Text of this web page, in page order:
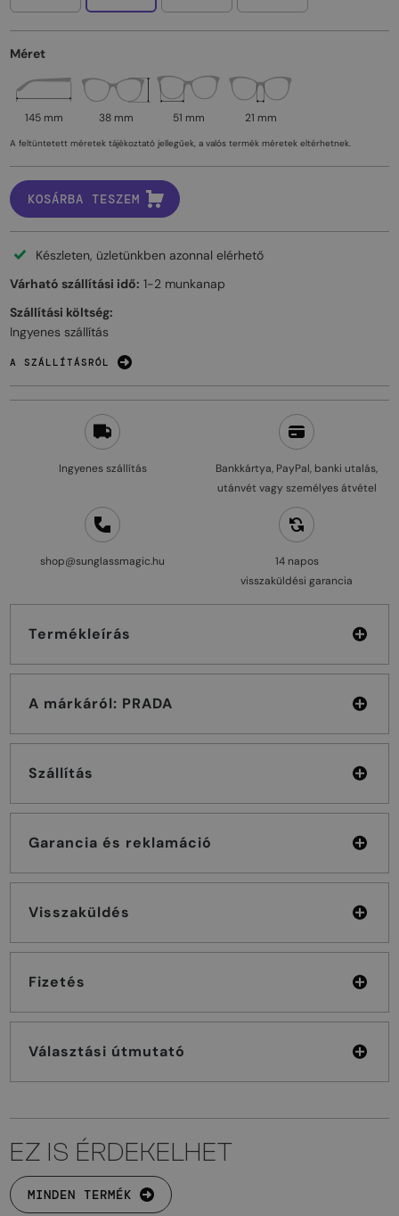
Ingyenes szállítás
Bankkártya, PayPal, banki utalás,
utánvét vagy személyes átvétel
shop@sunglassmagic.hu
14 napos
visszaküldési garancia
Termékleírás
A márkáról: PRADA
Szállítás
Garancia és reklamáció
Visszaküldés
Fizetés
Választási útmutató
Méret
145 mm 38 mm 51 mm 21 mm
A feltüntetett méretek tájékoztató jellegűek, a valós termék méretek eltérhetnek.
KOSÁRBA TESZEM
Készleten, üzletünkben azonnal elérhető
Várható szállítási idő: 1-2 munkanap
Szállítási költség:
Ingyenes szállítás
A SZÁLLÍTÁSRÓL
EZ IS ÉRDEKELHET
MINDEN TERMÉK